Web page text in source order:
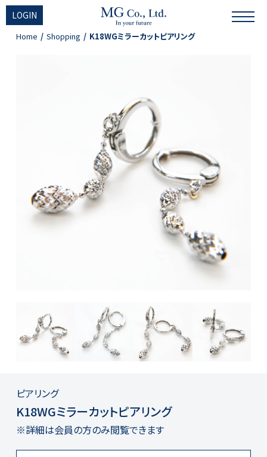
LOGIN
Home Shopping K18WGミラーカットピアリング
ピアリング
K18WGミラーカットピアリング
※詳細は会員の方のみ閲覧できます